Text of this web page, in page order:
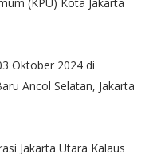
Oktober 2024 di
Ancol Selatan, Jakarta
Jakarta Utara Kalaus